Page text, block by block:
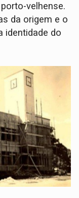
velhense.
da origem e o
identidade do